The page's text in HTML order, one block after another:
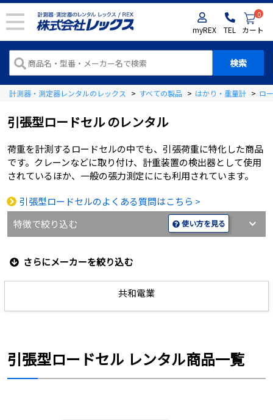
myREX TEL
0
カート
計測器・測定器レンタルのレックス > すべての製品 > はかり・重量計 > ロ
引張型ロードセルのレンタル
荷重を計測するロードセルの中でも、引張荷重に特化した商品
です。クレーンなどに取り付け、計重装置の検出器として使用
されているほか、一般の張力測定ににも利用されています。
引張型ロードセルのよくある質問はこちら >
使い方を見る
特徴で絞り込む
さらにメーカーを絞り込む
共和電業
引張型ロードセル レンタル商品一覧